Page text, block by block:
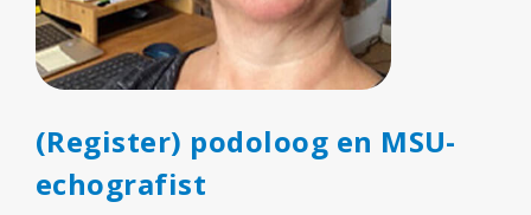
(Register) podoloog en MSU-
echografist